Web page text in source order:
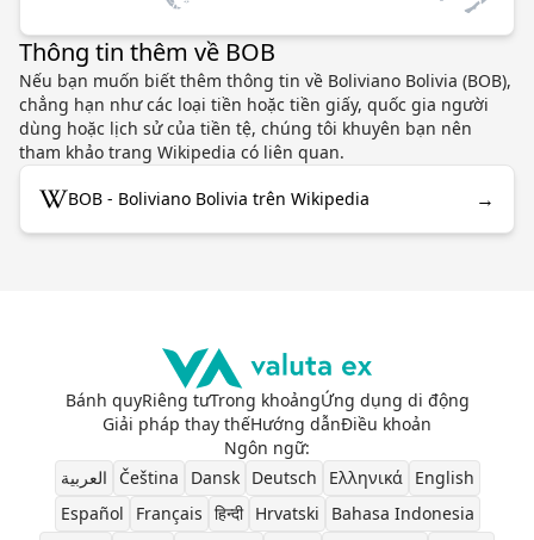
Thông tin thêm về BOB
Nếu bạn muốn biết thêm thông tin về Boliviano Bolivia (BOB),
chẳng hạn như các loại tiền hoặc tiền giấy, quốc gia người
dùng hoặc lịch sử của tiền tệ, chúng tôi khuyên bạn nên
tham khảo trang Wikipedia có liên quan.
BOB - Boliviano Bolivia trên Wikipedia →
Bánh quyRiêng tưTrong khoảngỨng dụng di động
Giải pháp thay thếHướng dẫnĐiều khoản
Ngôn ngữ:
العربية
Čeština Dansk Deutsch Ελληνικά
English
Español
Français हिन्दी Hrvatski
Bahasa Indonesia